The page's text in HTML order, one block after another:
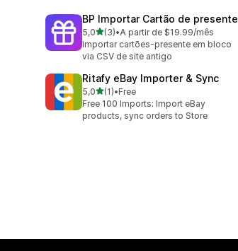
BP Importar Cartão de presente
5,0de 5 estrelas
(3)
3 total de avaliações
•A partir de $19.99/mês
Importar cartões-presente em bloco
via CSV de site antigo
Ritafy eBay Importer & Sync
5,0de 5 estrelas
(1)
1 total de avaliações
•Free
Free 100 Imports: Import eBay
products, sync orders to Store